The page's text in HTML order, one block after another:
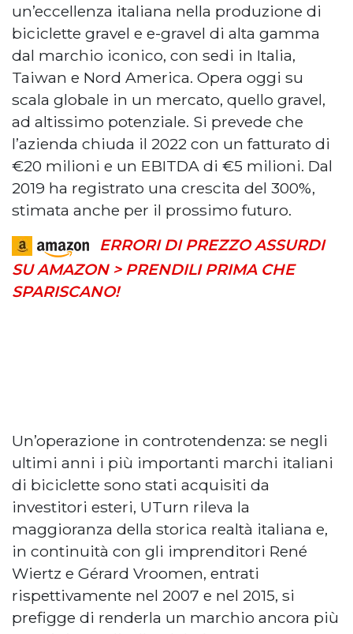
un’eccellenza italiana nella produzione di
biciclette gravel e e-gravel di alta gamma
dal marchio iconico, con sedi in Italia,
Taiwan e Nord America. Opera oggi su
scala globale in un mercato, quello gravel,
ad altissimo potenziale. Si prevede che
l’azienda chiuda il 2022 con un fatturato di
€20 milioni e un EBITDA di €5 milioni. Dal
2019 ha registrato una crescita del 300%,
stimata anche per il prossimo futuro.
ERRORI DI PREZZO ASSURDI
SU AMAZON > PRENDILI PRIMA CHE
SPARISCANO!
Un’operazione in controtendenza: se negli
ultimi anni i più importanti marchi italiani
di biciclette sono stati acquisiti da
investitori esteri, UTurn rileva la
maggioranza della storica realtà italiana e,
in continuità con gli imprenditori René
Wiertz e Gérard Vroomen, entrati
rispettivamente nel 2007 e nel 2015, si
prefigge di renderla un marchio ancora più